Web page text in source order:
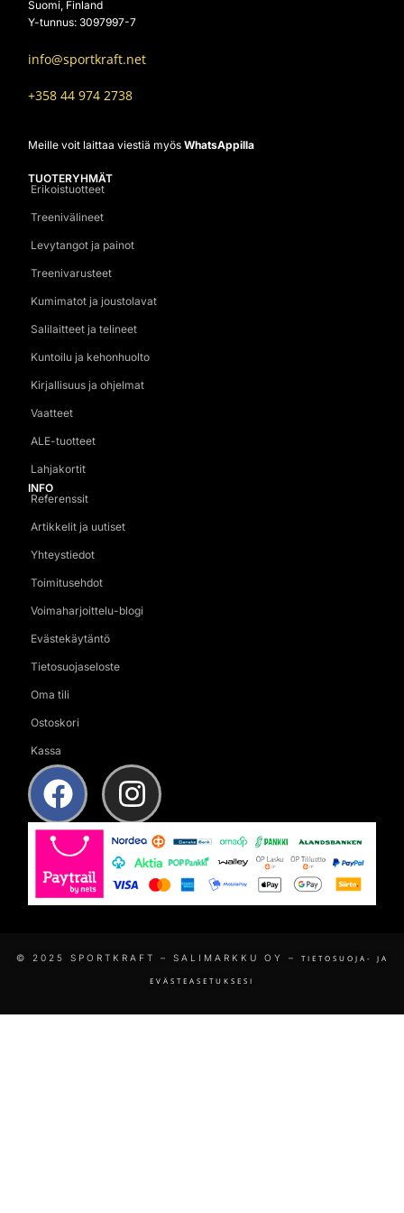
Suomi, Finland
Y-tunnus: 3097997-7
info@sportkraft.net
+358 44 974 2738
Meille voit laittaa viestiä myös WhatsAppilla
TUOTERYHMÄT
Erikoistuotteet
Treenivälineet
Levytangot ja painot
Treenivarusteet
Kumimatot ja joustolavat
Salilaitteet ja telineet
Kuntoilu ja kehonhuolto
Kirjallisuus ja ohjelmat
Vaatteet
ALE-tuotteet
Lahjakortit
INFO
Referenssit
Artikkelit ja uutiset
Yhteystiedot
Toimitusehdot
Voimaharjoittelu-blogi
Evästekäytäntö
Tietosuojaseloste
Oma tili
Ostoskori
Kassa
© 2025 SPORTKRAFT – SALIMARKKU OY – TIETOSUOJA- JA
EVÄSTEASETUKSESI